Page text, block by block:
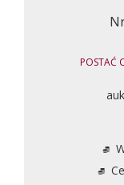
POSTAĆ